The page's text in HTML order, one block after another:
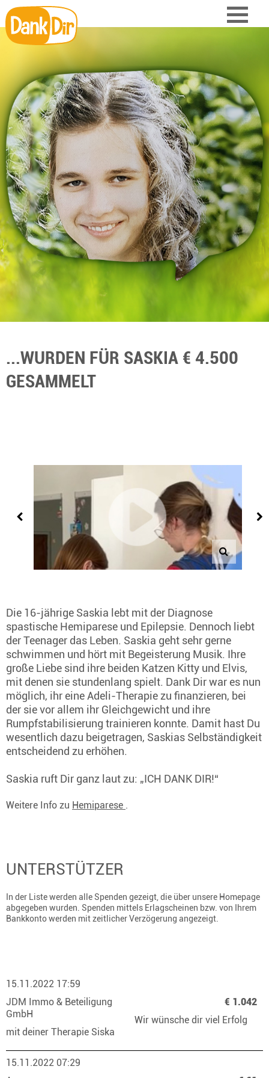
...WURDEN FÜR SASKIA € 4.500
GESAMMELT
Die 16-jährige Saskia lebt mit der Diagnose
spastische Hemiparese und Epilepsie. Dennoch liebt
der Teenager das Leben. Saskia geht sehr gerne
schwimmen und hört mit Begeisterung Musik. Ihre
große Liebe sind ihre beiden Katzen Kitty und Elvis,
mit denen sie stundenlang spielt. Dank Dir war es nun
möglich, ihr eine Adeli-Therapie zu finanzieren, bei
der sie vor allem ihr Gleichgewicht und ihre
Rumpfstabilisierung trainieren konnte. Damit hast Du
wesentlich dazu beigetragen, Saskias Selbständigkeit
entscheidend zu erhöhen.
Saskia ruft Dir ganz laut zu: „ICH DANK DIR!“
Weitere Info zu Hemiparese .
UNTERSTÜTZER
In der Liste werden alle Spenden gezeigt, die über unsere Homepage
abgegeben wurden. Spenden mittels Erlagscheinen bzw. von Ihrem
Bankkonto werden mit zeitlicher Verzögerung angezeigt.
15.11.2022 17:59
JDM Immo & Beteiligung
GmbH
€ 1.042
Wir wünsche dir viel Erfolg
mit deiner Therapie Siska
15.11.2022 07:29